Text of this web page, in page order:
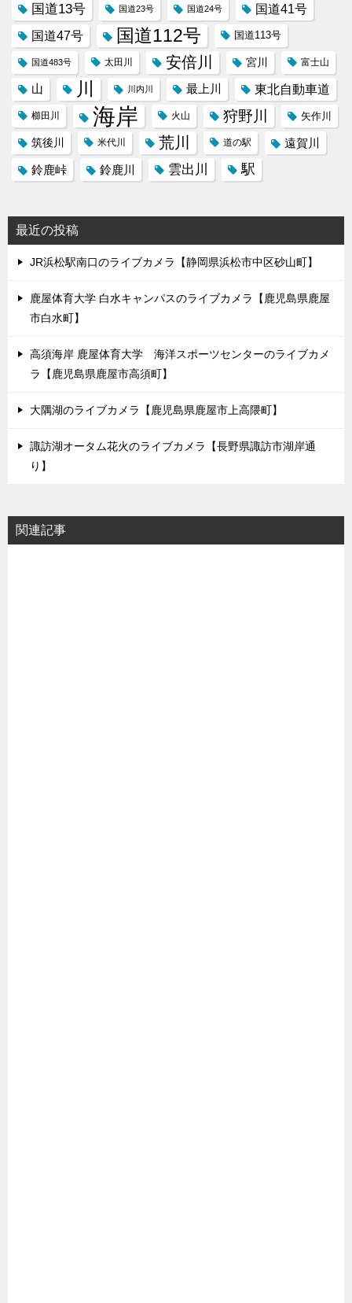
国道13号 国道23号 国道24号 国道41号
国道47号 国道112号 国道113号
国道483号 太田川 安倍川 宮川 富士山
山 川 川内川 最上川 東北自動車道
櫛田川 海岸 火山 狩野川 矢作川
筑後川 米代川 荒川 道の駅
遠賀川
鈴鹿峠
鈴鹿川 雲出川 駅
最近の投稿
JR浜松駅南口のライブカメラ【静岡県浜松市中区砂山町】
鹿屋体育大学 白水キャンパスのライブカメラ【鹿児島県鹿屋
市白水町】
高須海岸 鹿屋体育大学 海洋スポーツセンターのライブカメ
ラ【鹿児島県鹿屋市高須町】
大隅湖のライブカメラ【鹿児島県鹿屋市上高隈町】
諏訪湖オータム花火のライブカメラ【長野県諏訪市湖岸通
り】
関連記事